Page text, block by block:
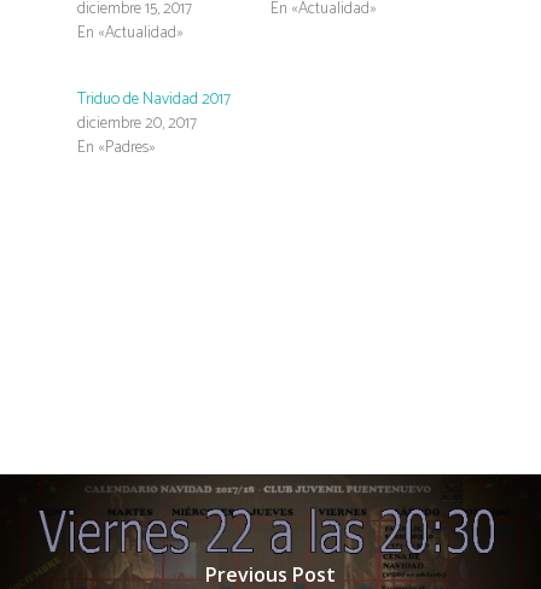
diciembre 15, 2017
En «Actualidad»
En «Actualidad»
Triduo de Navidad 2017
diciembre 20, 2017
En «Padres»
Previous Post